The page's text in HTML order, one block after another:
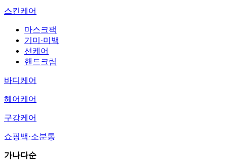
스킨케어
마스크팩
기미·미백
선케어
핸드크림
바디케어
헤어케어
구강케어
쇼핑백·소분통
가나다순